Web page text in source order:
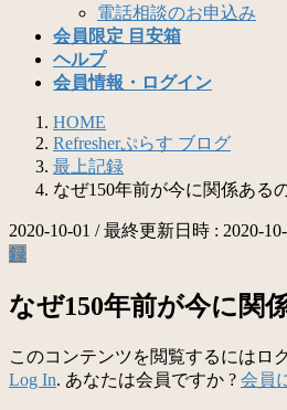
電話相談のお申込み
会員限定 目安箱
ヘルプ
会員情報・ログイン
HOME
Refresherぷらす ブログ
最上記録
なぜ150年前が今に関係ある
2020-10-01 / 最終更新日時 : 2020-
録
なぜ150年前が今に関
このコンテンツを閲覧するにはロ
Log In. あなたは会員ですか ? 会員